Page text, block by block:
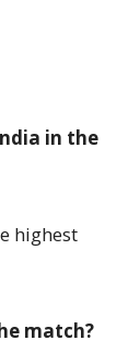
in the
highest
match?